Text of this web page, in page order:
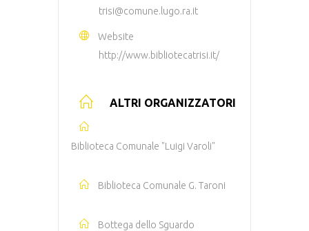
trisi@comune.lugo.ra.it
Website
http://www.bibliotecatrisi.it/
ALTRI ORGANIZZATORI
Biblioteca Comunale "Luigi Varoli"
Biblioteca Comunale G. Taroni
Bottega dello Sguardo